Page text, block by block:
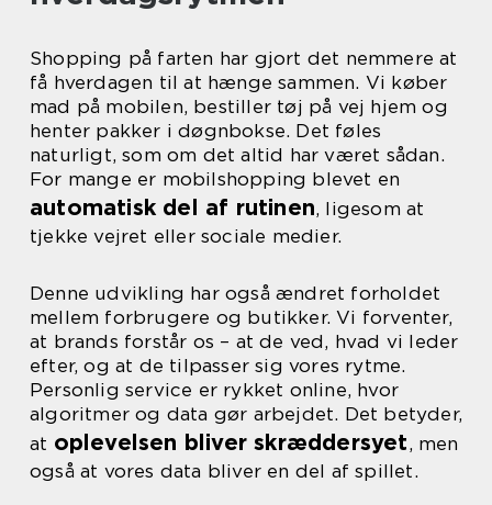
Shopping på farten har gjort det nemmere at
få hverdagen til at hænge sammen. Vi køber
mad på mobilen, bestiller tøj på vej hjem og
henter pakker i døgnbokse. Det føles
naturligt, som om det altid har været sådan.
For mange er mobilshopping blevet en
automatisk del af rutinen, ligesom at
tjekke vejret eller sociale medier.
Denne udvikling har også ændret forholdet
mellem forbrugere og butikker. Vi forventer,
at brands forstår os – at de ved, hvad vi leder
efter, og at de tilpasser sig vores rytme.
Personlig service er rykket online, hvor
algoritmer og data gør arbejdet. Det betyder,
at oplevelsen bliver skræddersyet, men
også at vores data bliver en del af spillet.